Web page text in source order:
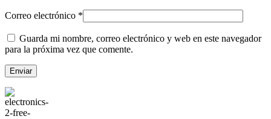
Correo electrónico *
Guarda mi nombre, correo electrónico y web en este navegador
para la próxima vez que comente.